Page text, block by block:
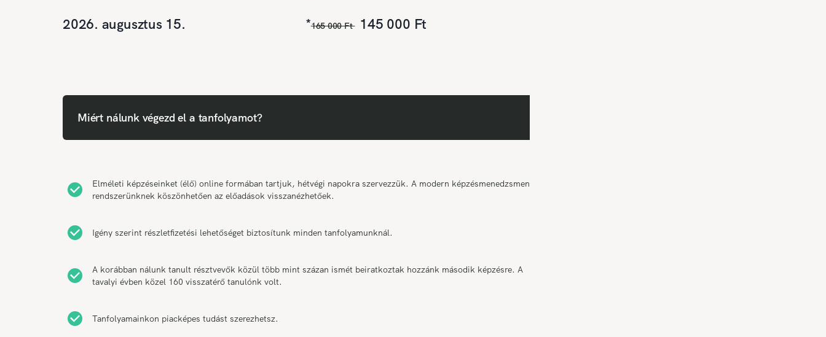
2026. augusztus 15. *165 000 Ft 145 000 Ft
Miért nálunk végezd el a tanfolyamot?
Elméleti képzéseinket (élő) online formában tartjuk, hétvégi napokra szervezzük. A modern képzésmenedzsment
rendszerünknek köszönhetően az előadások visszanézhetőek.
Igény szerint részletfizetési lehetőséget biztosítunk minden tanfolyamunknál.
A korábban nálunk tanult résztvevők közül több mint százan ismét beiratkoztak hozzánk második képzésre. A
tavalyi évben közel 160 visszatérő tanulónk volt.
Tanfolyamainkon piacképes tudást szerezhetsz.